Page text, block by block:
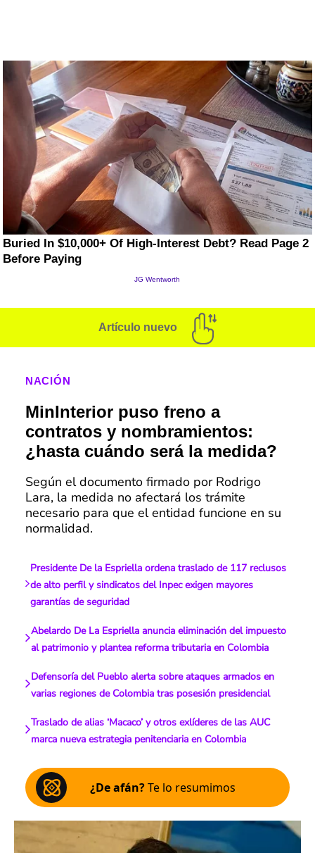
Artículo nuevo
NACIÓN
MinInterior puso freno a
contratos y nombramientos:
¿hasta cuándo será la medida?
Según el documento firmado por Rodrigo
Lara, la medida no afectará los trámite
necesario para que el entidad funcione en su
normalidad.
Presidente De la Espriella ordena traslado de 117 reclusos
de alto perfil y sindicatos del Inpec exigen mayores
garantías de seguridad
Abelardo De La Espriella anuncia eliminación del impuesto
al patrimonio y plantea reforma tributaria en Colombia
Defensoría del Pueblo alerta sobre ataques armados en
varias regiones de Colombia tras posesión presidencial
Traslado de alias ‘Macaco’ y otros exlíderes de las AUC
marca nueva estrategia penitenciaria en Colombia
¿De afán?Te lo resumimos